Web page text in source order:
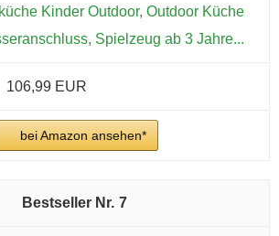
Kinder Outdoor, Outdoor Küche
Spielzeug ab 3 Jahre...
106,99 EUR
bei Amazon ansehen*
7